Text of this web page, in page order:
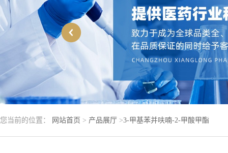
您当前的位置： 网站首页 > 产品展厅 >3-甲基苯并呋喃-2-甲酸甲酯